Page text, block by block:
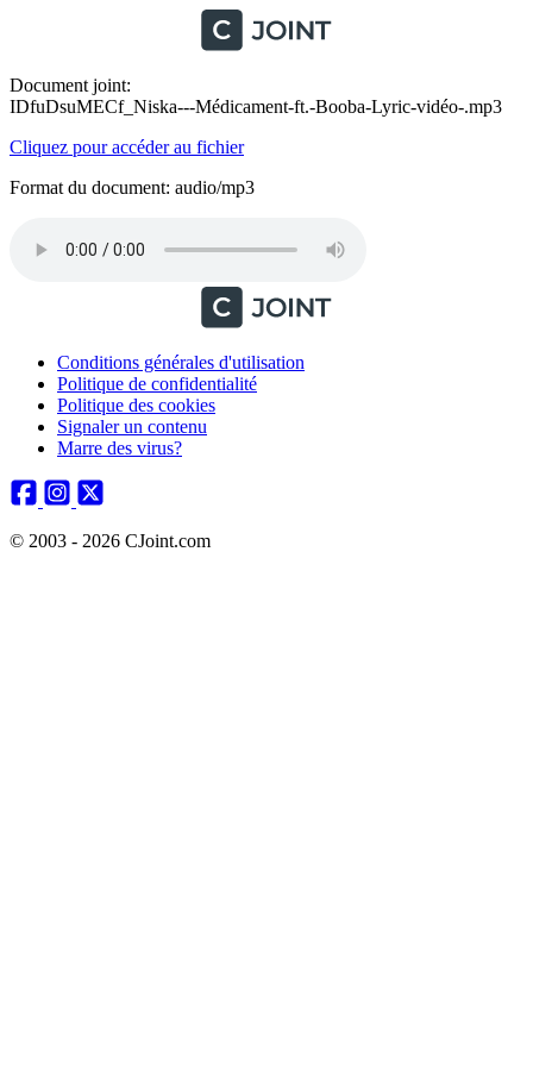
Document joint:
IDfuDsuMECf_Niska---Médicament-ft.-Booba-Lyric-vidéo-.mp3
Cliquez pour accéder au fichier
Format du document: audio/mp3
Conditions générales d'utilisation
Politique de confidentialité
Politique des cookies
Signaler un contenu
Marre des virus?
© 2003 - 2026 CJoint.com